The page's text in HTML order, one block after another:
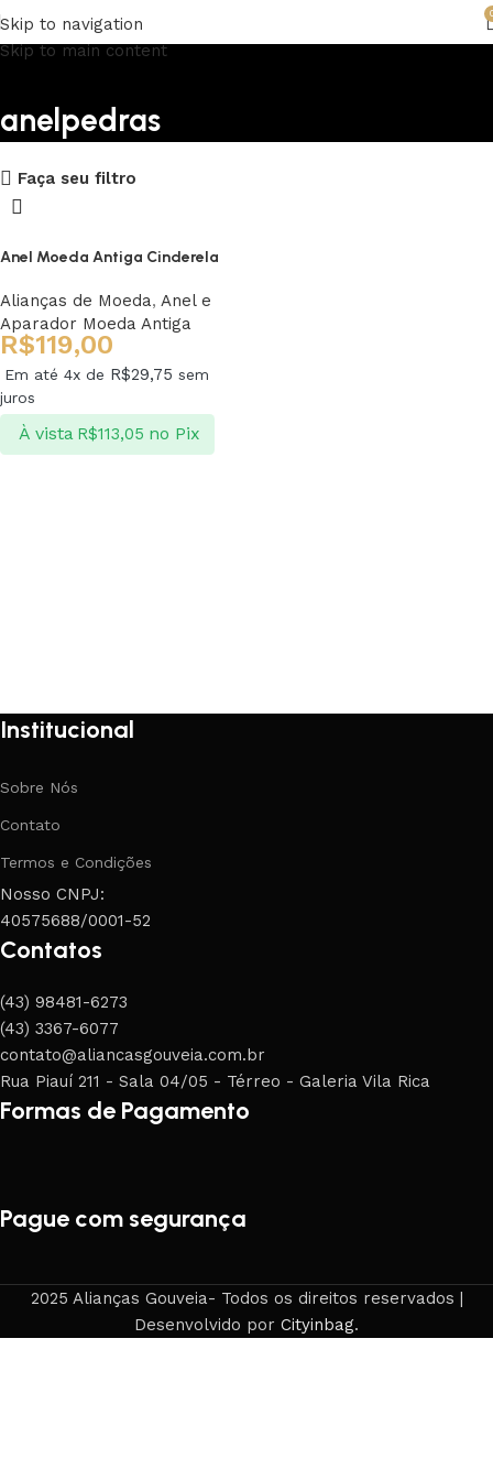
Skip to navigation
Skip to main content
anelpedras
Upholstered chair
Shop Now
Faça seu filtro
Anel Moeda Antiga Cinderela
Alianças de Moeda, Anel e
Aparador Moeda Antiga
R$119,00
Em até 4x de R$29,75 sem
juros
À vista R$113,05 no Pix
Institucional
Sobre Nós
Contato
Termos e Condições
Nosso CNPJ:
40575688/0001-52
Contatos
(43) 98481-6273
(43) 3367-6077
contato@aliancasgouveia.com.br
Rua Piauí 211 - Sala 04/05 - Térreo - Galeria Vila Rica
Formas de Pagamento
Pague com segurança
2025 Alianças Gouveia- Todos os direitos reservados |
Desenvolvido por Cityinbag.